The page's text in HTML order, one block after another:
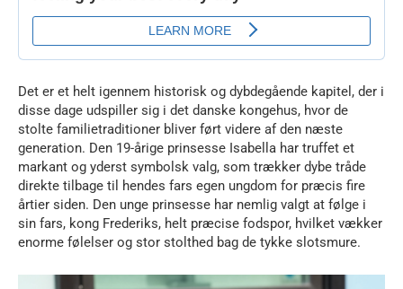
Det er et helt igennem historisk og dybdegående kapitel, der i
disse dage udspiller sig i det danske kongehus, hvor de
stolte familietraditioner bliver ført videre af den næste
generation. Den 19-årige prinsesse Isabella har truffet et
markant og yderst symbolsk valg, som trækker dybe tråde
direkte tilbage til hendes fars egen ungdom for præcis fire
årtier siden. Den unge prinsesse har nemlig valgt at følge i
sin fars, kong Frederiks, helt præcise fodspor, hvilket vækker
enorme følelser og stor stolthed bag de tykke slotsmure.